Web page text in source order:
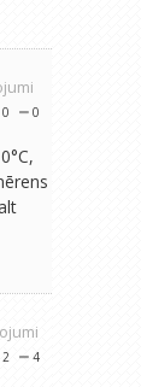
0
0
4
2